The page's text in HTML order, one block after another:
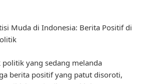
Muda di Indonesia: Berita Positif di
yang sedang melanda
berita positif yang patut disoroti,